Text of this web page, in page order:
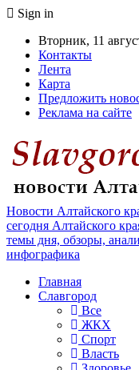
Sign in
Вторник, 11
Контакты
Лента
Карта
Предложить
Реклама на сайте
Новости Алтайского
сегодня Алтайского
темы дня, обзоры,
инфографика
Главная
Славгород
Все
ЖКХ
Спорт
Власть